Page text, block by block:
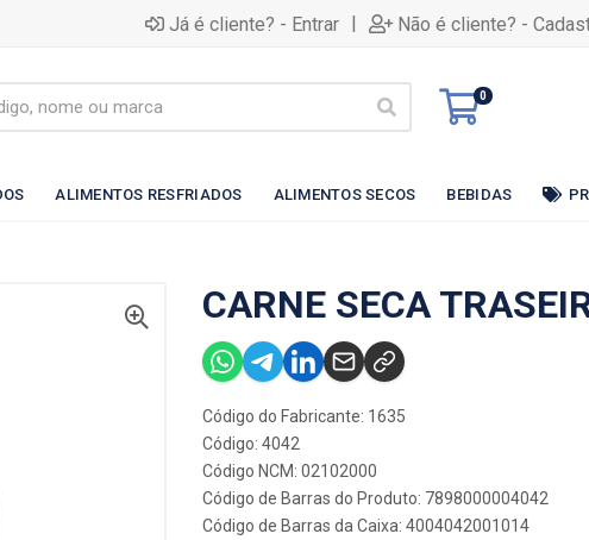
Já é cliente? - Entrar | Não é cliente? -
0
ALIMENTOS RESFRIADOS ALIMENTOS SECOS BEBIDAS
CARNE SECA
Código do Fabricante: 1635
Código: 4042
Código NCM: 02102000
Código de Barras do Produto: 7898000004042
Código de Barras da Caixa: 4004042001014